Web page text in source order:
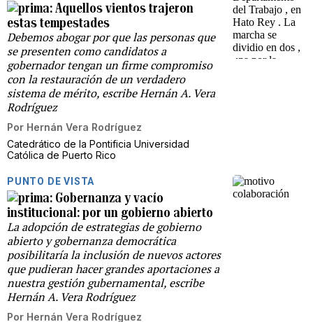
Aquellos vientos trajeron
estas tempestades
Debemos abogar por que las personas que
se presenten como candidatos a
gobernador tengan un firme compromiso
con la restauración de un verdadero
sistema de mérito, escribe Hernán A. Vera
Rodríguez
Por Hernán Vera Rodríguez
Catedrático de la Pontificia Universidad
Católica de Puerto Rico
PUNTO DE VISTA
Gobernanza y vacío
institucional: por un gobierno abierto
La adopción de estrategias de gobierno
abierto y gobernanza democrática
posibilitaría la inclusión de nuevos actores
que pudieran hacer grandes aportaciones a
nuestra gestión gubernamental, escribe
Hernán A. Vera Rodríguez
Por Hernán Vera Rodríguez